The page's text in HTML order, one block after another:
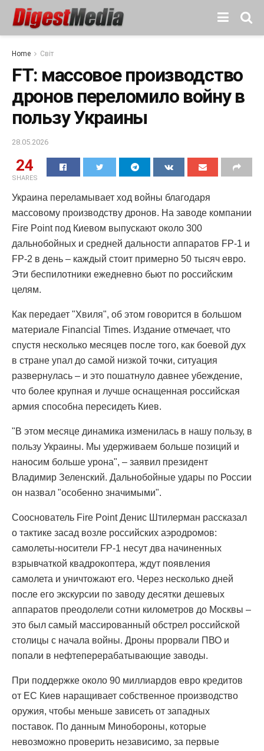
Home Світ
FT: массовое производство
дронов переломило войну в
пользу Украины
28.05.2026
24
SHARES
Украина переламывает ход войны благодаря
массовому производству дронов. На заводе компании
Fire Point под Киевом выпускают около 300
дальнобойных и средней дальности аппаратов FP-1 и
FP-2 в день – каждый стоит примерно 50 тысяч евро.
Эти беспилотники ежедневно бьют по российским
целям.
Как передает "Хвиля", об этом говорится в большом
материале Financial Times. Издание отмечает, что
спустя несколько месяцев после того, как боевой дух
в стране упал до самой низкой точки, ситуация
развернулась – и это пошатнуло давнее убеждение,
что более крупная и лучше оснащенная российская
армия способна пересидеть Киев.
"В этом месяце динамика изменилась в нашу пользу, в
пользу Украины. Мы удерживаем больше позиций и
наносим больше урона", – заявил президент
Владимир Зеленский. Дальнобойные удары по России
он назвал "особенно значимыми".
Сооснователь Fire Point Денис Штилерман рассказал
о тактике засад возле российских аэродромов:
самолеты-носители FP-1 несут два начиненных
взрывчаткой квадрокоптера, ждут появления
самолета и уничтожают его. Через несколько дней
после его экскурсии по заводу десятки дешевых
аппаратов преодолели сотни километров до Москвы –
это был самый массированный обстрел российской
столицы с начала войны. Дроны прорвали ПВО и
попали в нефтеперерабатывающие заводы.
При поддержке около 90 миллиардов евро кредитов
от ЕС Киев наращивает собственное производство
оружия, чтобы меньше зависеть от западных
поставок. По данным Минобороны, которые
невозможно проверить независимо, за первые